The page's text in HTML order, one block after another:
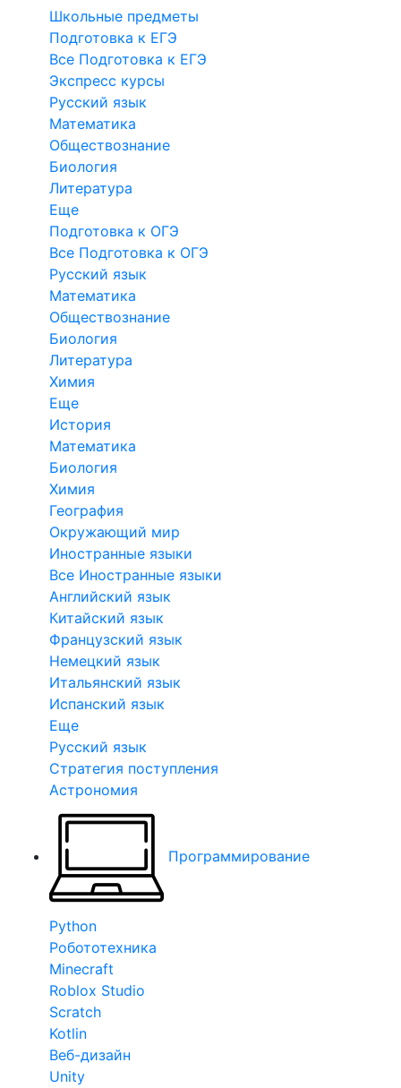
Школьные предметы
Подготовка к ЕГЭ
Все Подготовка к ЕГЭ
Экспресс курсы
Русский язык
Математика
Обществознание
Биология
Литература
Еще
Подготовка к ОГЭ
Все Подготовка к ОГЭ
Русский язык
Математика
Обществознание
Биология
Литература
Химия
Еще
История
Математика
Биология
Химия
География
Окружающий мир
Иностранные языки
Все Иностранные языки
Английский язык
Китайский язык
Французский язык
Немецкий язык
Итальянский язык
Испанский язык
Еще
Русский язык
Стратегия поступления
Астрономия
Программирование
Python
Робототехника
Minecraft
Roblox Studio
Scratch
Kotlin
Веб-дизайн
Unity